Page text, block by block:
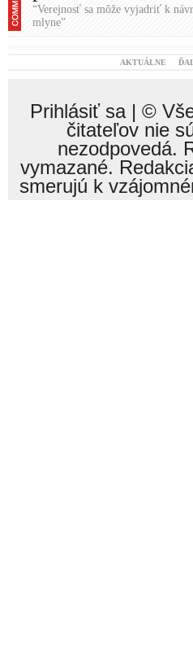
“Verejnosť sa môže vyjadriť k
mlyne”
AKTUÁLNE
Prihlásiť sa| ©
čitateľov nie
nezodpovedá.
vymazané.
smerujú k